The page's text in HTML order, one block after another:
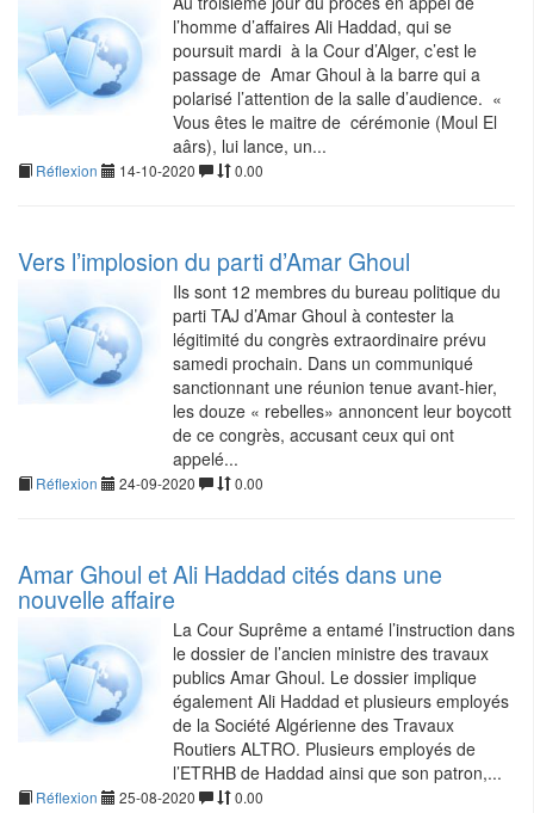
l’homme d’affaires Ali Haddad, qui se
poursuit mardi à la Cour d’Alger, c’est le
passage de Amar Ghoul à la barre qui a
polarisé l’attention de la salle d’audience. «
Vous êtes le maitre de cérémonie (Moul El
aârs), lui lance, un...
Réflexion 14-10-2020 0.00
Vers l’implosion du parti d’Amar Ghoul
Ils sont 12 membres du bureau politique du
parti TAJ d’Amar Ghoul à contester la
légitimité du congrès extraordinaire prévu
samedi prochain. Dans un communiqué
sanctionnant une réunion tenue avant-hier,
les douze « rebelles» annoncent leur boycott
de ce congrès, accusant ceux qui ont
appelé...
Réflexion 24-09-2020 0.00
Amar Ghoul et Ali Haddad cités dans une
nouvelle affaire
La Cour Suprême a entamé l’instruction dans
le dossier de l’ancien ministre des travaux
publics Amar Ghoul. Le dossier implique
également Ali Haddad et plusieurs employés
de la Société Algérienne des Travaux
Routiers ALTRO. Plusieurs employés de
l’ETRHB de Haddad ainsi que son patron,...
Réflexion 25-08-2020 0.00